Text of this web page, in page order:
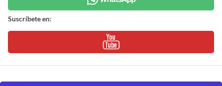
Suscríbete en: